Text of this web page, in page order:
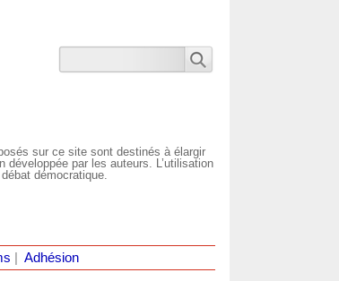
sur ce site sont destinés à élargir
par les auteurs. L’utilisation
démocratique.
Adhésion